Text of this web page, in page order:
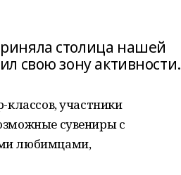
столица нашей
свою зону активности.
классов, участники
сувениры с
любимцами,